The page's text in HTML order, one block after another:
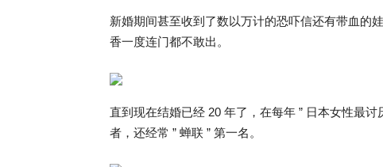
新婚期间甚至收到了数以万计的恐吓信还有带血的
香一度连门都不敢出。
直到现在结婚已经 20 年了，在每年 ” 日本女性最
者，还经常 ” 蝉联 ” 第一名。